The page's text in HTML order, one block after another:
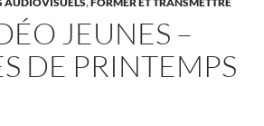
JEUNES –
DE PRINTEMPS